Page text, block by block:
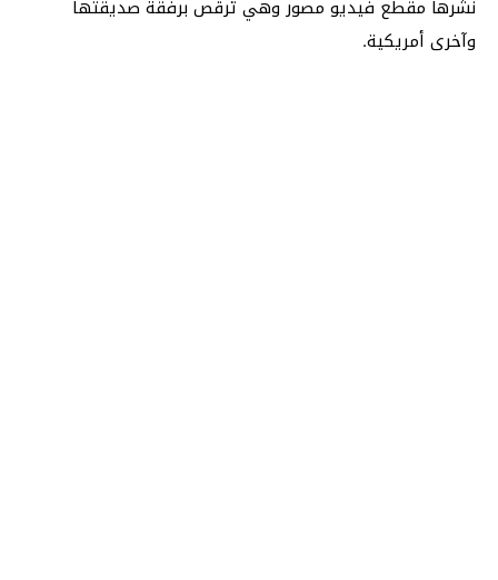
نشرها مقطع فيديو مصور وهي ترقص برفقة صديقتها
وآخرى أمريكية.